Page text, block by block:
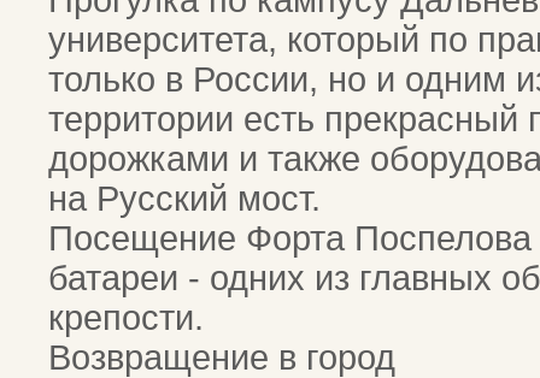
университета, который по
только в России, но и одним
территории есть
дорожками и также
на Русский мост.
Посещение Форта Поспелова
батареи - одних из главных
крепости.
Возвращение в город